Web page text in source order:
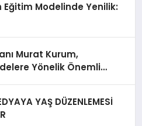
Eğitim Modelinde Yenilik:
Murat Kurum,
Yönelik Önemli
YAŞ DÜZENLEMESİ